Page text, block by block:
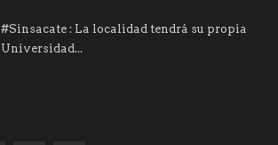
#Sinsacate : La localidad tendrá su propia
Universidad...